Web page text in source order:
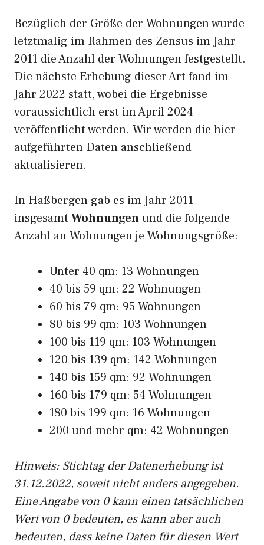
Bezüglich der Größe der Wohnungen wurde
letztmalig im Rahmen des Zensus im Jahr
2011 die Anzahl der Wohnungen festgestellt.
Die nächste Erhebung dieser Art fand im
Jahr 2022 statt, wobei die Ergebnisse
voraussichtlich erst im April 2024
veröffentlicht werden. Wir werden die hier
aufgeführten Daten anschließend
aktualisieren.
In Haßbergen gab es im Jahr 2011
insgesamt Wohnungenund die folgende
Anzahl an Wohnungen je Wohnungsgröße:
Unter 40 qm: 13 Wohnungen
40 bis 59 qm: 22 Wohnungen
60 bis 79 qm: 95 Wohnungen
80 bis 99 qm: 103 Wohnungen
100 bis 119 qm: 103 Wohnungen
120 bis 139 qm: 142 Wohnungen
140 bis 159 qm: 92 Wohnungen
160 bis 179 qm: 54 Wohnungen
180 bis 199 qm: 16 Wohnungen
200 und mehr qm: 42 Wohnungen
Hinweis: Stichtag der Datenerhebung ist
31.12.2022, soweit nicht anders angegeben.
Eine Angabe von 0 kann einen tatsächlichen
Wert von 0 bedeuten, es kann aber auch
bedeuten, dass keine Daten für diesen Wert